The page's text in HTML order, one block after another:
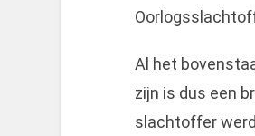
Al het
zijn is dus een
slachtoffer